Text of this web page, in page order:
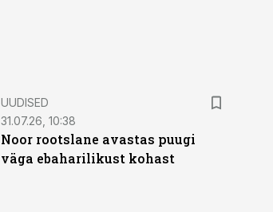
UUDISED
31.07.26, 10:38
Noor rootslane avastas puugi
väga ebaharilikust kohast